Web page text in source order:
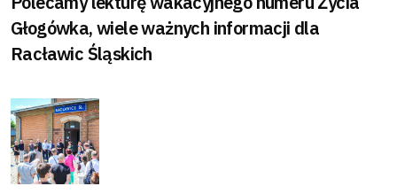
Głogówka, wiele ważnych informacji dla
Racławic Śląskich